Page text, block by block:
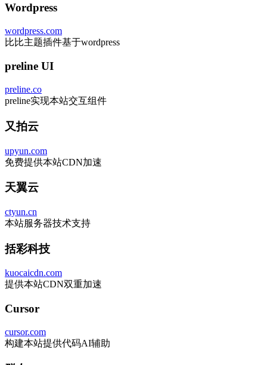
Wordpress
wordpress.com
比比主题插件基于wordpress
preline UI
preline.co
preline实现本站交互组件
又拍云
upyun.com
免费提供本站CDN加速
天翼云
ctyun.cn
本站服务器技术支持
括彩科技
kuocaicdn.com
提供本站CDN双重加速
Cursor
cursor.com
构建本站提供代码AI辅助